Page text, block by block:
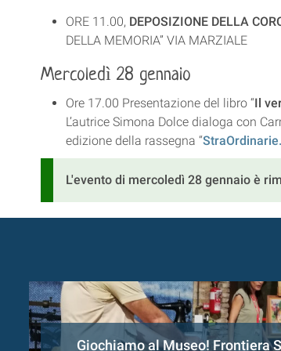
ORE 11.00, DEPOSIZIONE DELLA
DELLA MEMORIA” VIA MARZIALE
Mercoledì 28 gennaio
Ore 17.00 Presentazione del libro “Il
L’autrice Simona Dolce dialoga con
edizione della rassegna “
L'evento di mercoledì 28 gennaio è
Giochiamo al Museo! Frontiera